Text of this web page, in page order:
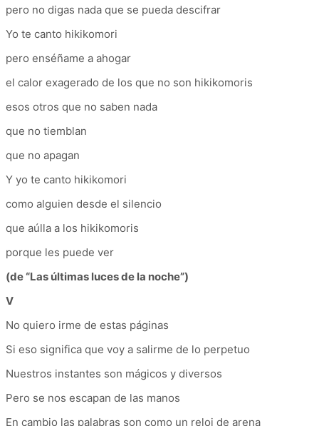
pero no digas nada que se pueda descifrar
Yo te canto hikikomori
pero enséñame a ahogar
el calor exagerado de los que no son hikikomoris
esos otros que no saben nada
que no tiemblan
que no apagan
Y yo te canto hikikomori
como alguien desde el silencio
que aúlla a los hikikomoris
porque les puede ver
(de “Las últimas luces de la noche”)
V
No quiero irme de estas páginas
Si eso significa que voy a salirme de lo perpetuo
Nuestros instantes son mágicos y diversos
Pero se nos escapan de las manos
En cambio las palabras son como un reloj de arena